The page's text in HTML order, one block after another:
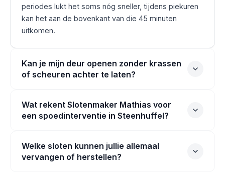
periodes lukt het soms nóg sneller, tijdens piekuren
kan het aan de bovenkant van die 45 minuten
uitkomen.
Kan je mijn deur openen zonder krassen
of scheuren achter te laten?
Wat rekent Slotenmaker Mathias voor
een spoedinterventie in Steenhuffel?
Welke sloten kunnen jullie allemaal
vervangen of herstellen?